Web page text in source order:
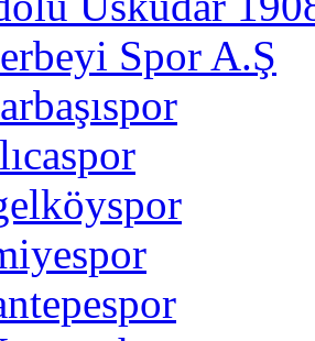
Spor A.Ş